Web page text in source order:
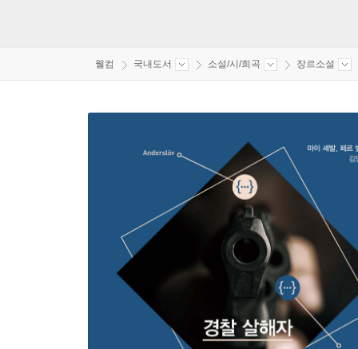
웰컴 국내도서 소설/시/희곡 장르소설